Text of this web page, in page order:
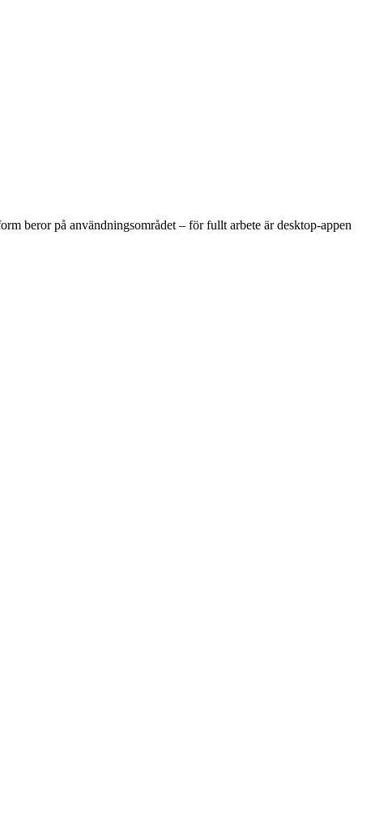
beror på användningsområdet – för fullt arbete är desktop-appen